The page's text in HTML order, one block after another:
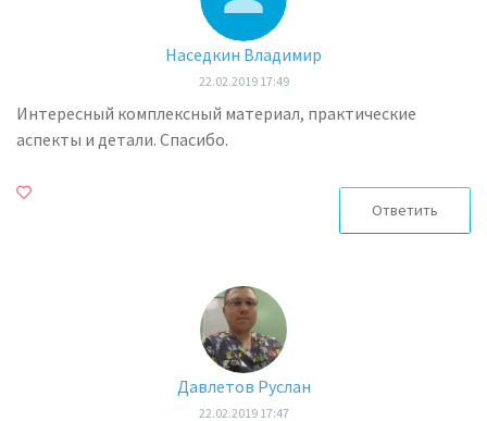
Наседкин Владимир
22.02.2019 17:49
Интересный комплексный материал, практические
аспекты и детали. Спасибо.
Ответить
Давлетов Руслан
22.02.2019 17:47